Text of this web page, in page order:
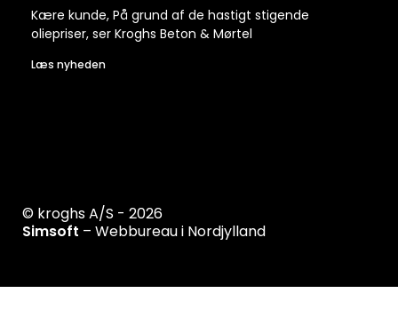
Kære kunde, På grund af de hastigt stigende
oliepriser, ser Kroghs Beton & Mørtel
Læs nyheden
© kroghs A/S - 2026
Simsoft – Webbureau i Nordjylland